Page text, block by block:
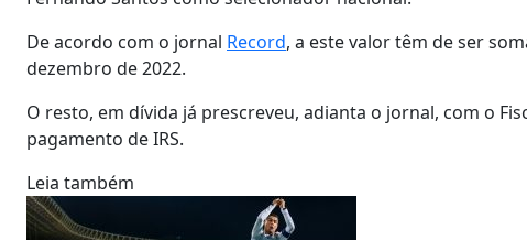
De acordo com o jornal Record, a este valor têm de ser
dezembro de 2022.
O resto, em dívida já prescreveu, adianta o jornal, com o
pagamento de IRS.
Leia também